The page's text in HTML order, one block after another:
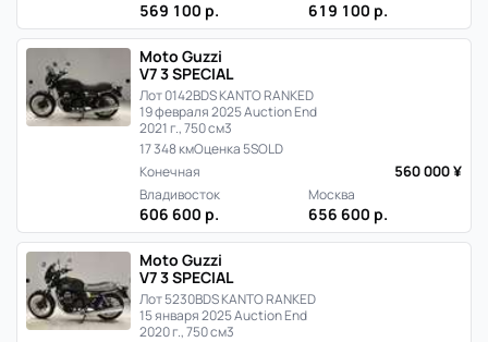
569 100 р. 619 100 р.
Moto Guzzi
V7 3 SPECIAL
Лот 0142BDS KANTO RANKED
19 февраля 2025 Auction End
2021 г., 750 см3
17 348 кмОценка 5SOLD
Конечная
560 000 ¥
Владивосток
606 600 р.
Москва
656 600 р.
Moto Guzzi
V7 3 SPECIAL
Лот 5230BDS KANTO RANKED
15 января 2025 Auction End
2020 г., 750 см3